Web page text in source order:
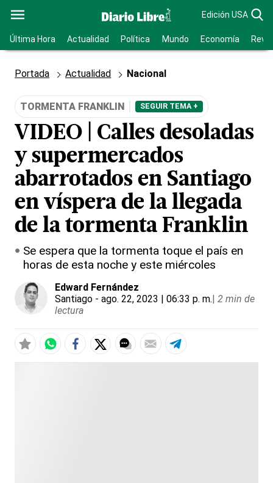
Edición USA
Última Hora Actualidad Política Mundo Economía
Portada Actualidad Nacional
TORMENTA FRANKLIN SEGUIR TEMA +
VIDEO | Calles desoladas
y supermercados
abarrotados en Santiago
en víspera de la llegada
de la tormenta Franklin
Se espera que la tormenta toque el país en
horas de esta noche y este miércoles
Edward Fernández
Santiago - ago. 22, 2023 | 06:33 p. m.| 2 min de
lectura